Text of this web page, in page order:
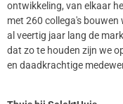
ontwikkeling, van elkaar
met 260 collega's bouwen
al veertig jaar lang de
dat zo te houden zijn we
en daadkrachtige